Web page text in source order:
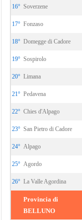
16° Soverzene
17° Fonzaso
18° Domegge di Cadore
19° Sospirolo
20° Limana
21° Pedavena
22° Chies d'Alpago
23° San Pietro di Cadore
24° Alpago
25° Agordo
26° La Valle Agordina
Provincia di
BELLUNO